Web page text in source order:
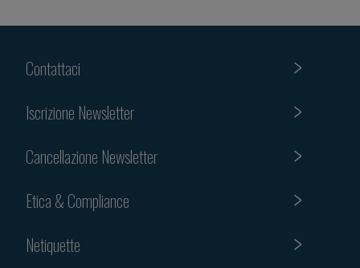
Contattaci
Iscrizione Newsletter
Cancellazione Newsletter
Etica & Compliance
Netiquette